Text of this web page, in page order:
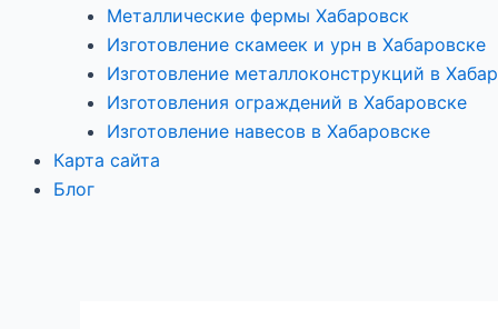
Металлические фермы Хабаровск
Изготовление скамеек и урн в Хабаровске
Изготовление металлоконструкций в
Изготовления ограждений в Хабаровске
Изготовление навесов в Хабаровске
Карта сайта
Блог